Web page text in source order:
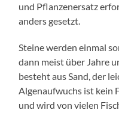
und Pflanzenersatz
anders gesetzt.
Steine werden einmal
dann meist über Jahre
besteht aus Sand, der
Algenaufwuchs ist kein
und wird von vielen